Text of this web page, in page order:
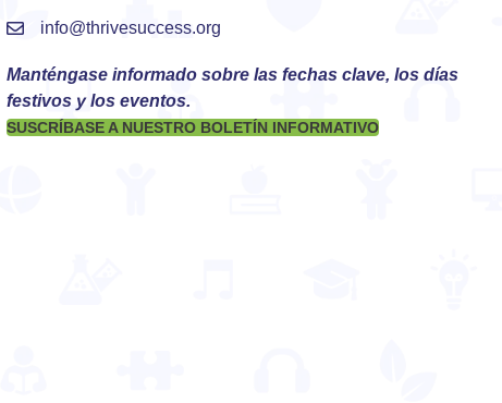
info@thrivesuccess.org
Manténgase informado sobre las fechas clave, los días
festivos y los eventos.
SUSCRÍBASE A NUESTRO BOLETÍN INFORMATIVO